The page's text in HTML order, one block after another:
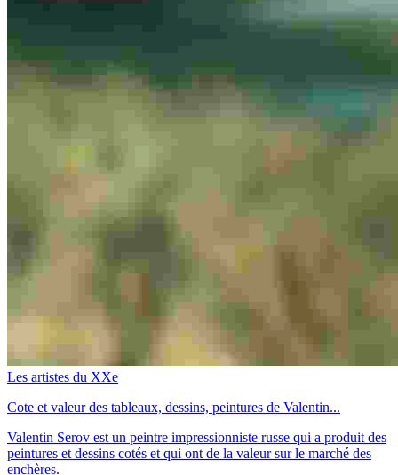
Les artistes du XXe
Cote et valeur des tableaux, dessins, peintures de Valentin...
Valentin Serov est un peintre impressionniste russe qui a produit des
peintures et dessins cotés et qui ont de la valeur sur le marché des
enchères.